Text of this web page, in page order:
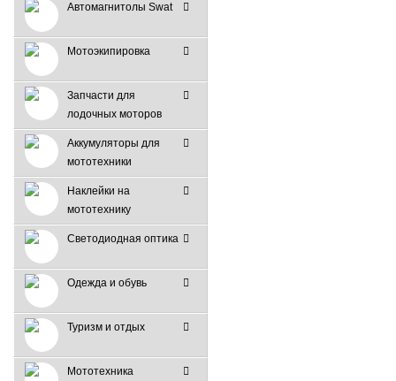
Автомагнитолы Swat
Мотоэкипировка
Запчасти для
лодочных моторов
Аккумуляторы для
мототехники
Наклейки на
мототехнику
Светодиодная оптика
Одежда и обувь
Туризм и отдых
Мототехника